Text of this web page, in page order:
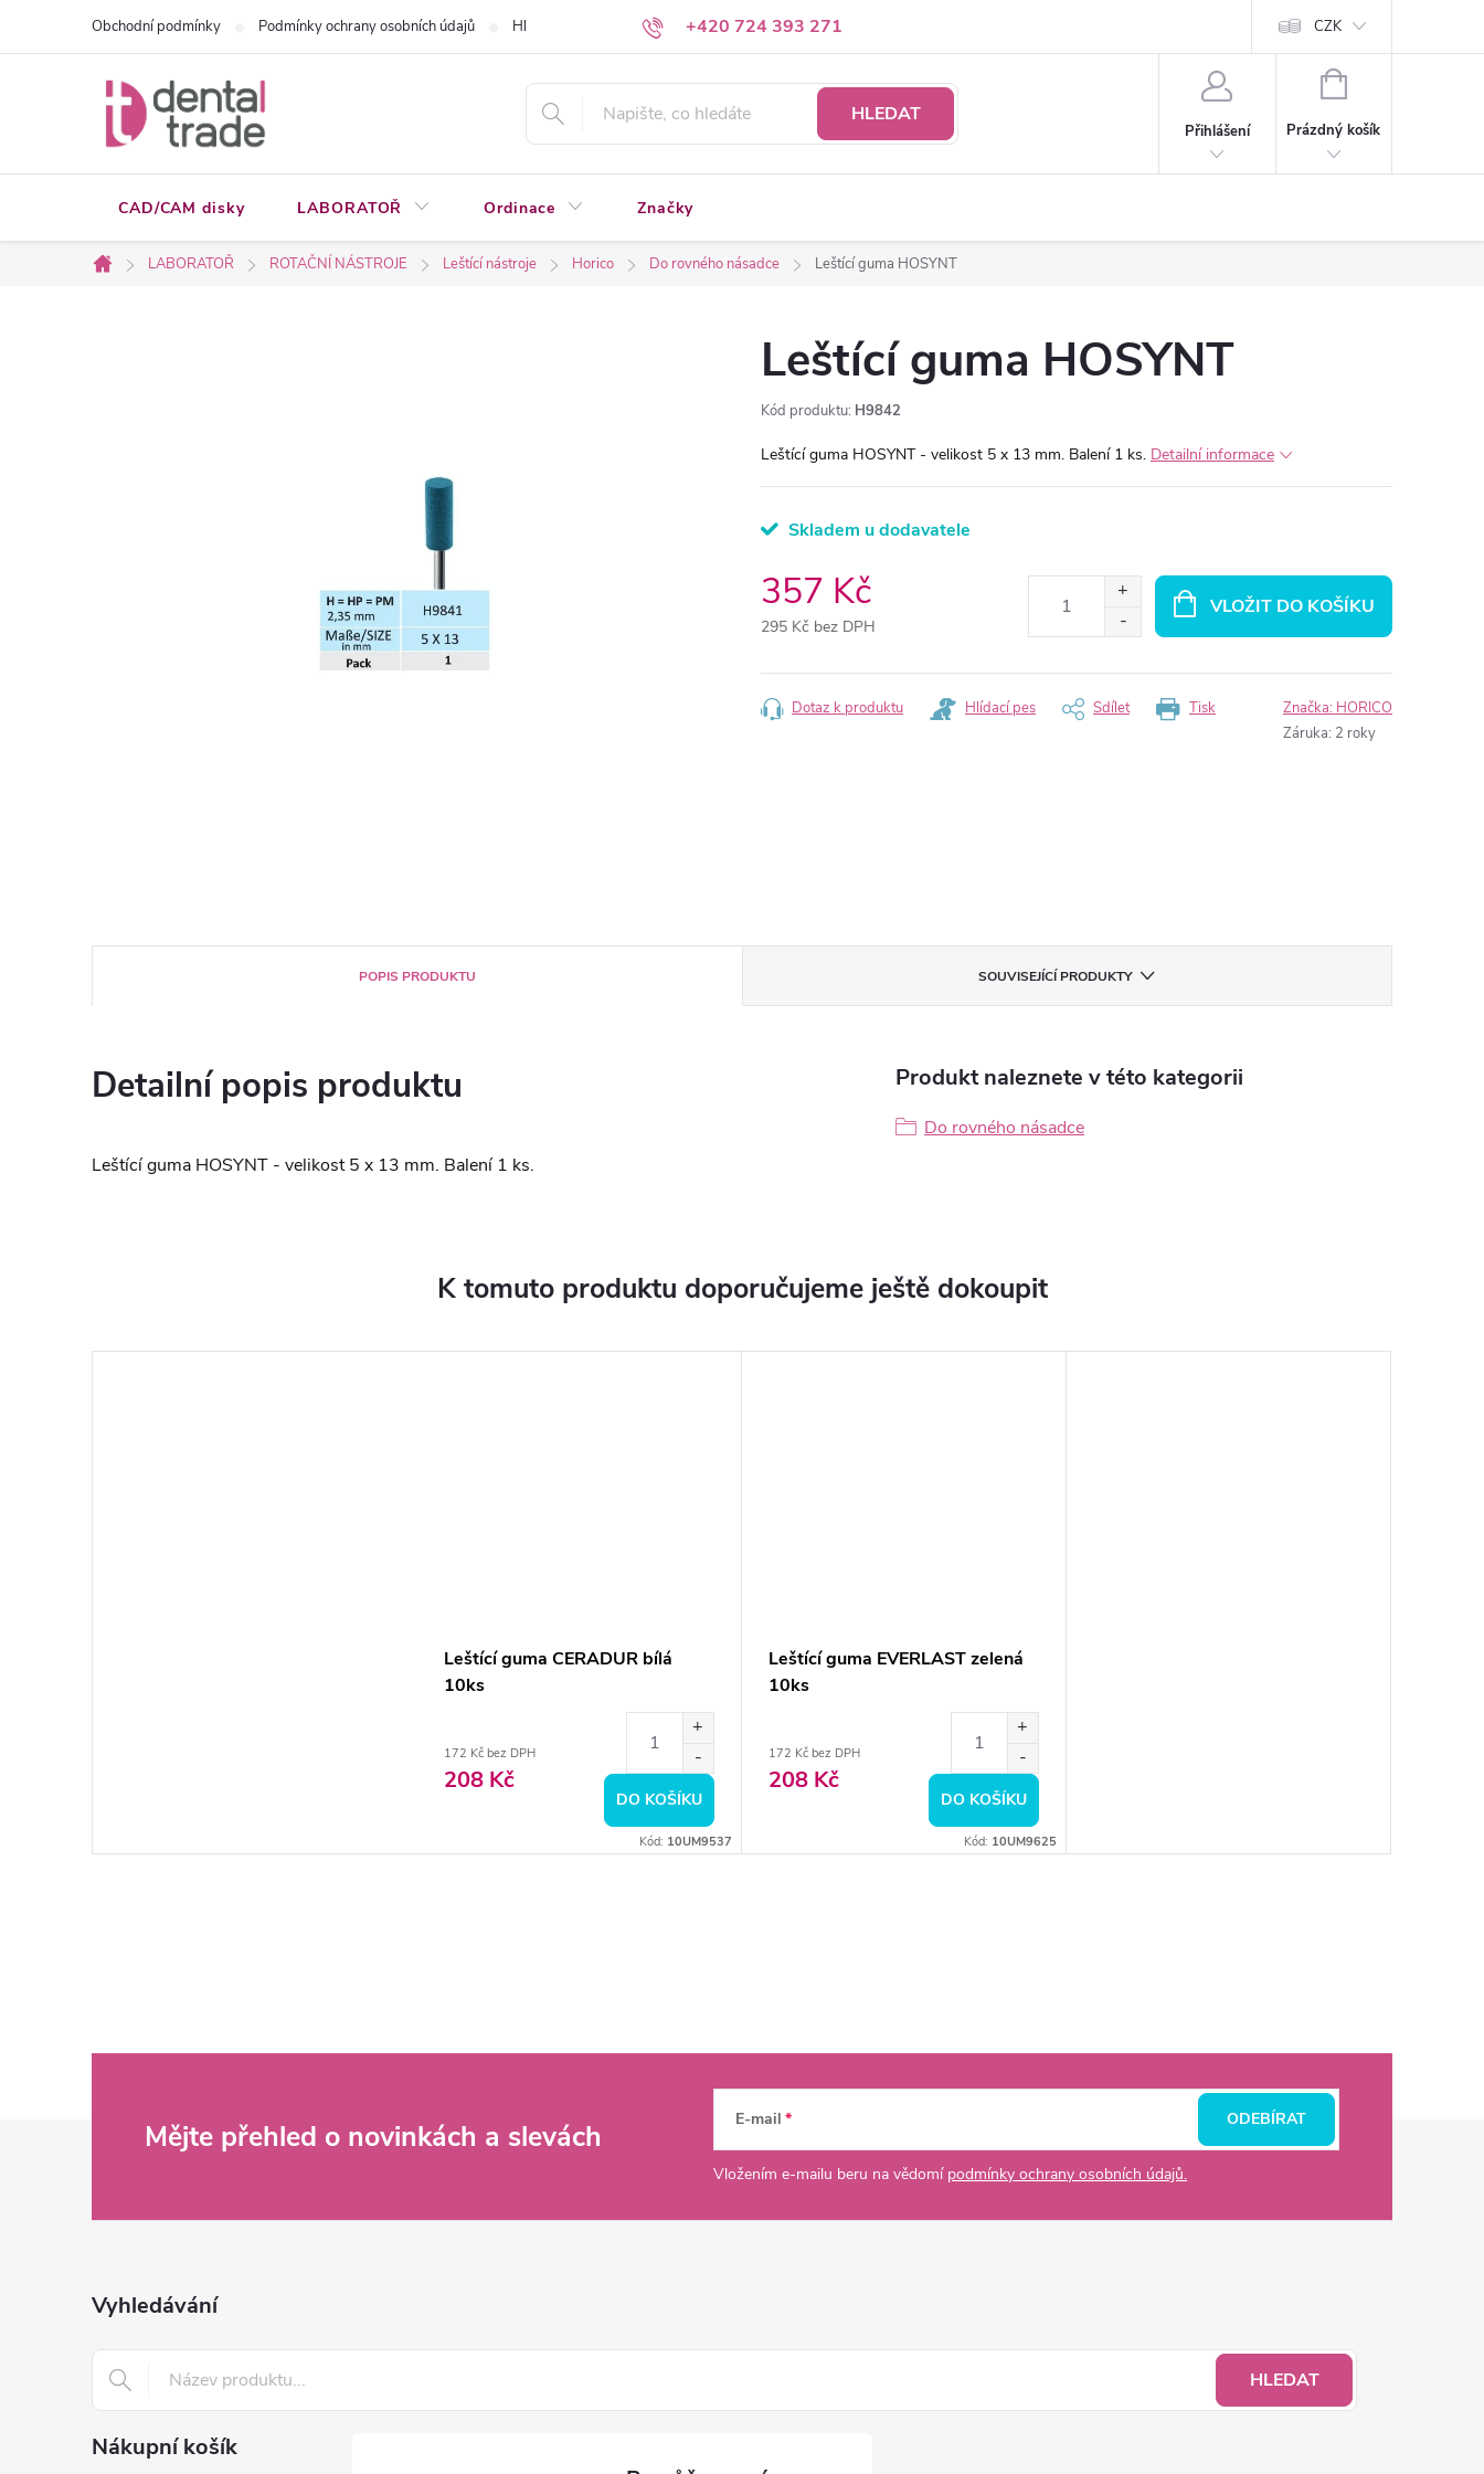
+420 724 393 271
Obchodní podmínky Podmínky ochrany osobních údajů Hledáte a nenacházíte? Napište nám CZK
HLEDAT
Přihlášení
NÁKUPNÍ
Prázdný košík
CAD/CAM disky LABORATOŘ Ordinace Značky
Domů
LABORATOŘ ROTAČNÍ NÁSTROJE Leštící nástroje Horico Do rovného násadce Leštící guma HOSYNT
Leštící guma HOSYNT
Kód produktu: H9842
Leštící guma HOSYNT - velikost 5 x 13 mm. Balení 1 ks. Detailní informace
Skladem u dodavatele
357 Kč
295 Kč bez DPH
cena:
VLOŽIT DO KOŠÍKU
Tisk
Dotaz k produktu Hlídací pes Sdílet Značka: HORICO
Záruka: 2 roky
POPIS PRODUKTU SOUVISEJÍCÍ PRODUKTY
Detailní popis produktu
Leštící guma HOSYNT - velikost 5 x 13 mm. Balení 1 ks.
Produkt naleznete v této kategorii
Do rovného násadce
K tomuto produktu doporučujeme ještě dokoupit
Leštící guma CERADUR bílá
10ks
172 Kč bez DPH
208 Kč
DO KOŠÍKU
Kód: 10UM9537
Leštící guma EVERLAST zelená
10ks
172 Kč bez DPH
208 Kč
DO KOŠÍKU
Kód: 10UM9625
Mějte přehled o novinkách a slevách E-mail
Vložením e-mailu beru na vědomí podmínky ochrany osobních údajů.
ODEBÍRAT
Vyhledávání
HLEDAT
Nákupní košík